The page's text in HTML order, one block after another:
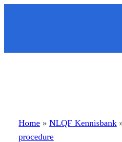
inhoud
Home » NLQF Kennisbank
procedure